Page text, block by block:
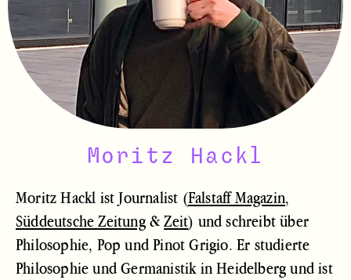
Moritz Hackl
Moritz Hackl ist Journalist (Falstaff Magazin,
Süddeutsche Zeitung&Zeit) und schreibt über
Philosophie, Pop und Pinot Grigio. Er studierte
Philosophie und Germanistik in Heidelberg und ist